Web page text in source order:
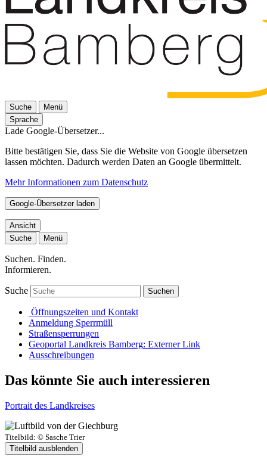
Suche
Menü
Sprache
Lade Google-Übersetzer...
Bitte bestätigen Sie, dass Sie die Website von Google übersetzen
lassen möchten. Dadurch werden Daten an Google übermittelt.
Mehr Informationen zum Datenschutz
Google-Übersetzer laden
Ansicht
Suche
Menü
Suchen. Finden.
Informieren.
Suche Suchen
Öffnungszeiten und Kontakt
Anmeldung Sperrmüll
Straßensperrungen
Geoportal Landkreis Bamberg: Externer Link
Ausschreibungen
Das könnte Sie auch interessieren
Portrait des Landkreises
Titelbild: © Sasche Trier
Titelbild ausblenden